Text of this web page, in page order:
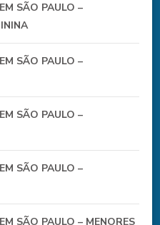
SÃO PAULO –
SÃO PAULO –
SÃO PAULO –
SÃO PAULO –
SÃO PAULO – MENORES